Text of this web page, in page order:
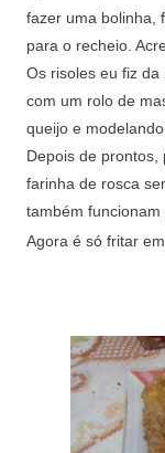
fazer uma bolinha,
para o recheio.
Os risoles eu fiz
com um rolo de
queijo e
Depois de
farinha de rosca
também funcionam
Agora é só fritar